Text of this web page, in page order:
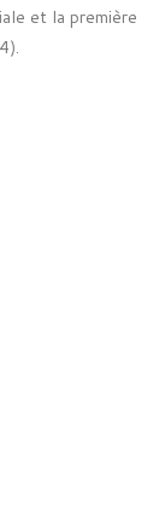
et la première